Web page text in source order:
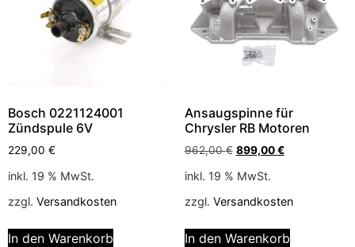
Bosch 0221124001
Zündspule 6V
229,00 €
inkl. 19 % MwSt.
zzgl. Versandkosten
In den Warenkorb
Ansaugspinne für
Chrysler RB Motoren
962,00€ 899,00€
inkl. 19 % MwSt.
zzgl. Versandkosten
In den Warenkorb